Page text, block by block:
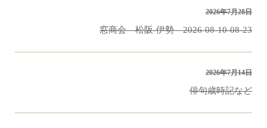
窓商会 松阪-伊勢 2026-08-10-08-23
2026年7月28日
俳句歳時記など
2026年7月14日